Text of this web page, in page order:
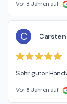
Vor 8 Jahren auf
C Carsten
Sehr guter
Vor 8 Jahren auf